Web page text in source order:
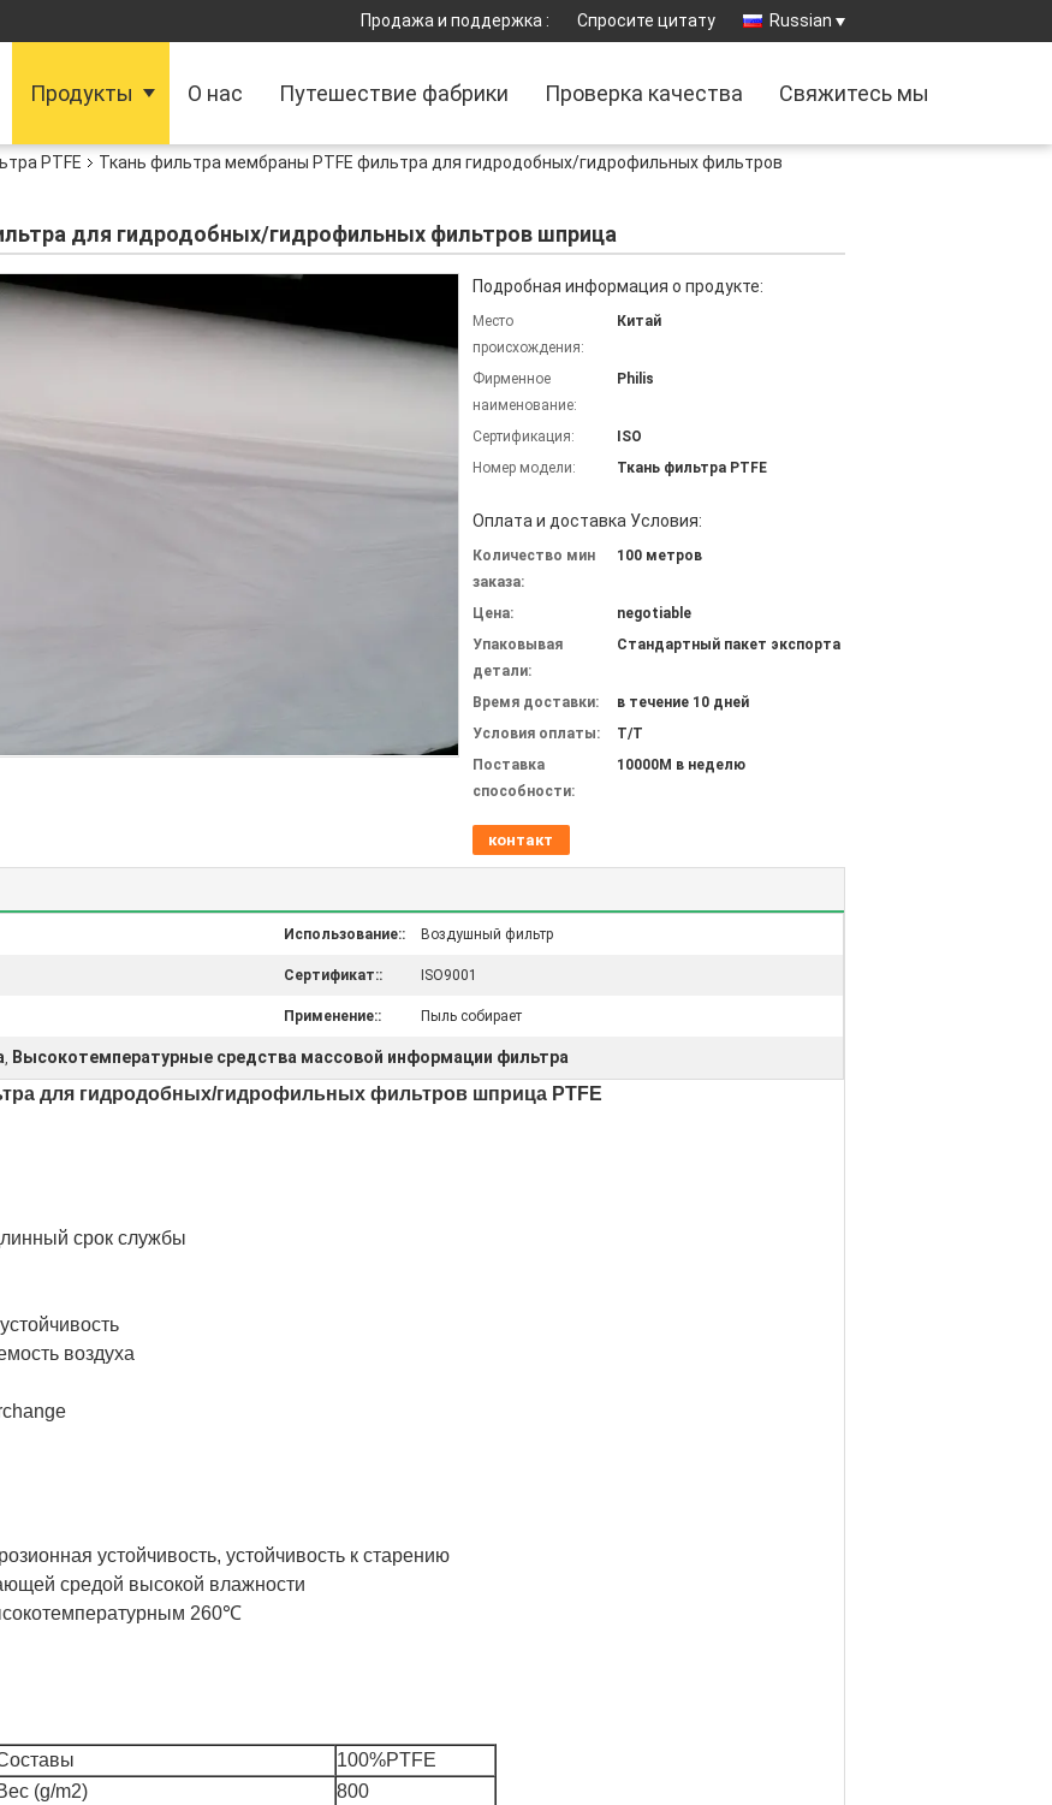
Продажа и поддержка : Спросите цитату Russian
Продукты О нас Путешествие фабрики Проверка качества Свяжитесь мы
PTFE
Ткань фильтра мембраны PTFE фильтра для гидродобных/гидрофильных фильтров
для гидродобных/гидрофильных фильтров шприца
Подробная информация о продукте:
Место
происхождения:
Китай
Фирменное
наименование:
Philis
Сертификация:
ISO
Номер модели:
Ткань фильтра PTFE
Оплата и доставка Условия:
Количество мин
заказа:
100 метров
Цена:
negotiable
Упаковывая
детали:
Стандартный пакет экспорта
Время доставки:
в течение 10 дней
Условия оплаты:
T/T
Поставка
способности:
10000M в неделю
контакт
Использование:: Воздушный фильтр
Сертификат:: ISO9001
Применение:: Пыль собирает
, Высокотемпературные средства массовой информации фильтра
для гидродобных/гидрофильных фильтров шприца PTFE
срок службы
воздуха
устойчивость, устойчивость к старению
средой высокой влажности
260℃
100%PTFE
(g/m2)
800